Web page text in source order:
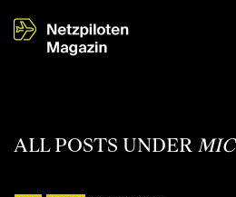
ALL POSTS UNDER